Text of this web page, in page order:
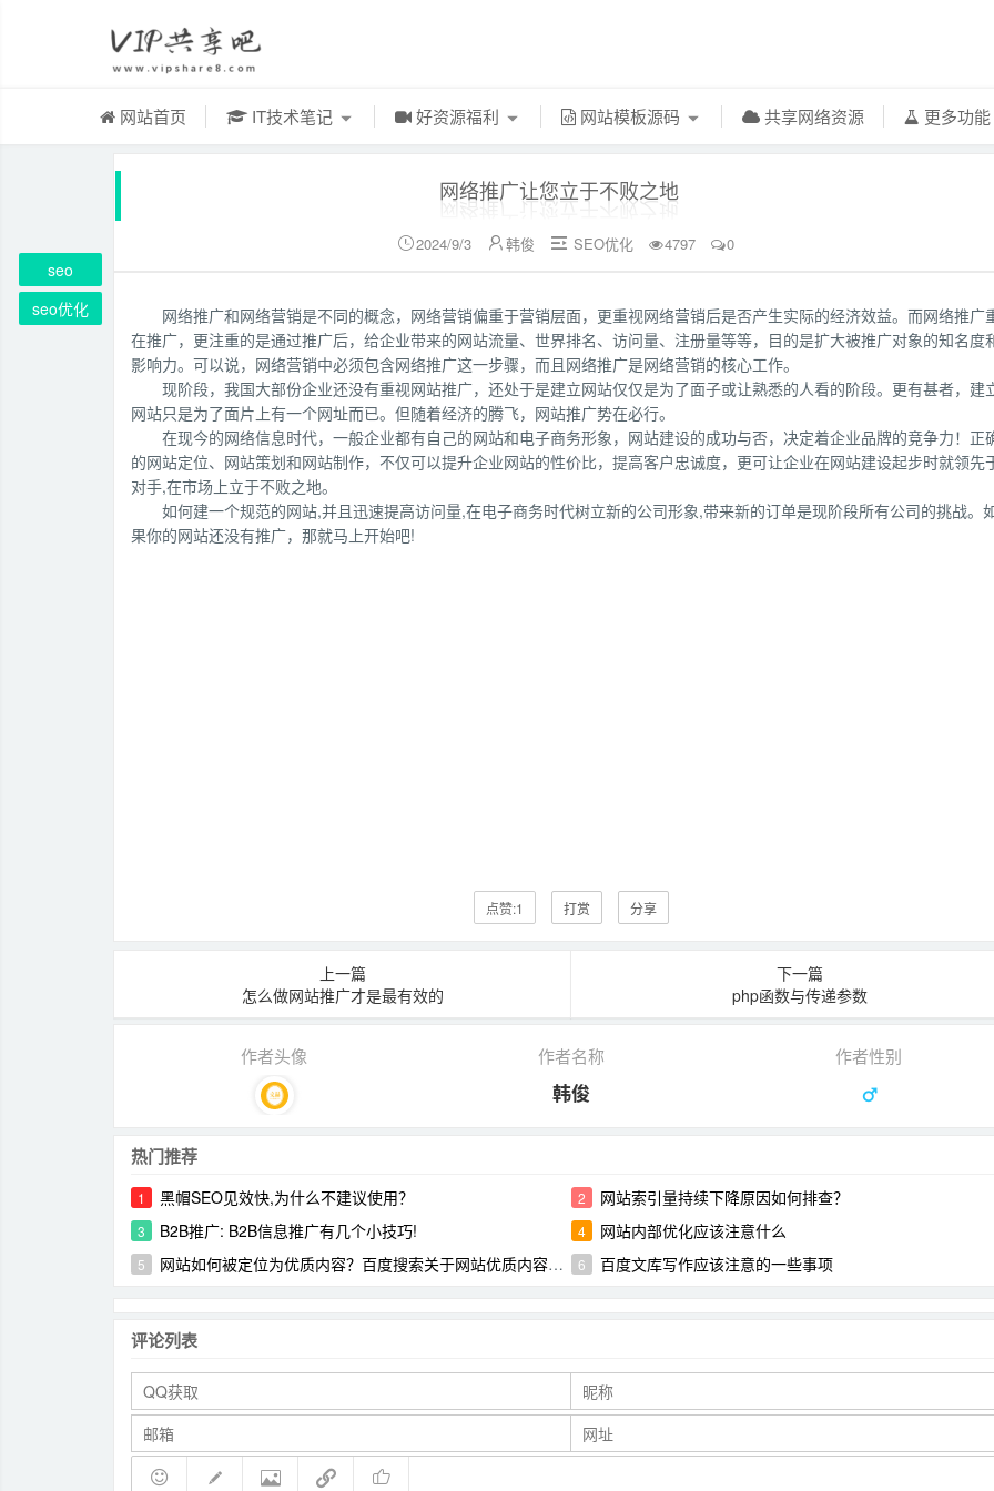
网站首页 IT技术笔记 好资源福利 网站模板源码 共享网络资源 更多功能
seo
seo优化
网络推广让您立于不败之地
2024/9/3  韩俊  SEO优化 4797 0
网络推广和网络营销是不同的概念，网络营销偏重于营销层面，更重视网络营销后是否产生实际的经济效益。而网络推广
在推广，更注重的是通过推广后，给企业带来的网站流量、世界排名、访问量、注册量等等，目的是扩大被推广对象的知名度
影响力。可以说，网络营销中必须包含网络推广这一步骤，而且网络推广是网络营销的核心工作。
现阶段，我国大部份企业还没有重视网站推广，还处于是建立网站仅仅是为了面子或让熟悉的人看的阶段。更有甚者，建
网站只是为了面片上有一个网址而已。但随着经济的腾飞，网站推广势在必行。
在现今的网络信息时代，一般企业都有自己的网站和电子商务形象，网站建设的成功与否，决定着企业品牌的竞争力！正
的网站定位、网站策划和网站制作，不仅可以提升企业网站的性价比，提高客户忠诚度，更可让企业在网站建设起步时就领先
对手,在市场上立于不败之地。
如何建一个规范的网站,并且迅速提高访问量,在电子商务时代树立新的公司形象,带来新的订单是现阶段所有公司的挑战。
果你的网站还没有推广，那就马上开始吧!
点赞:1 打赏 分享
上一篇
怎么做网站推广才是最有效的
下一篇
php函数与传递参数
作者头像 作者名称 作者性别
韩俊
热门推荐
1 黑帽SEO见效快,为什么不建议使用？ 2 网站索引量持续下降原因如何排查？
3 B2B推广: B2B信息推广有几个小技巧! 4 网站内部优化应该注意什么
5 网站如何被定位为优质内容？百度搜索关于网站优质内容的解读 6 百度文库写作应该注意的一些事项
评论列表